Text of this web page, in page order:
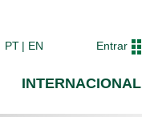
PT EN Entrar
INTERNACIONAL